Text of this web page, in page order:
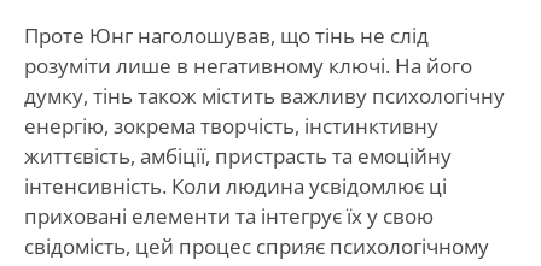
Проте Юнг наголошував, що тінь не слід
розуміти лише в негативному ключі. На його
думку, тінь також містить важливу психологічну
енергію, зокрема творчість, інстинктивну
життєвість, амбіції, пристрасть та емоційну
інтенсивність. Коли людина усвідомлює ці
приховані елементи та інтегрує їх у свою
свідомість, цей процес сприяє психологічному